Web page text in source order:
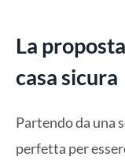
La
casa sicura
Partendo da una
perfetta per